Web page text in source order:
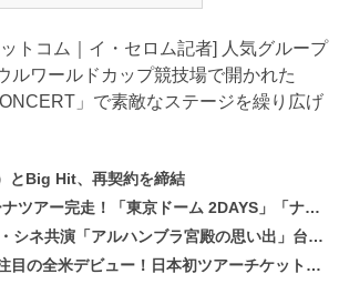
トコム｜イ・セロム記者] 人気グループ
ルワールドカップ競技場で開かれた
」で素敵なステージを繰り広げ
とBig Hit、再契約を締結
ーム 2DAYS」「ナゴヤドーム1DAY」「京セラドーム1DAY」2019年ドームツアー開催決定！！
共演「アルハンブラ宮殿の思い出」台本読み現場を公開
デビュー！日本初ツアーチケットが早くもプレミア化！？